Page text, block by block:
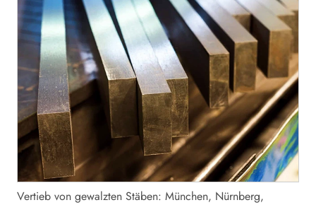
Vertieb von gewalzten Stäben: München, Nürnberg,